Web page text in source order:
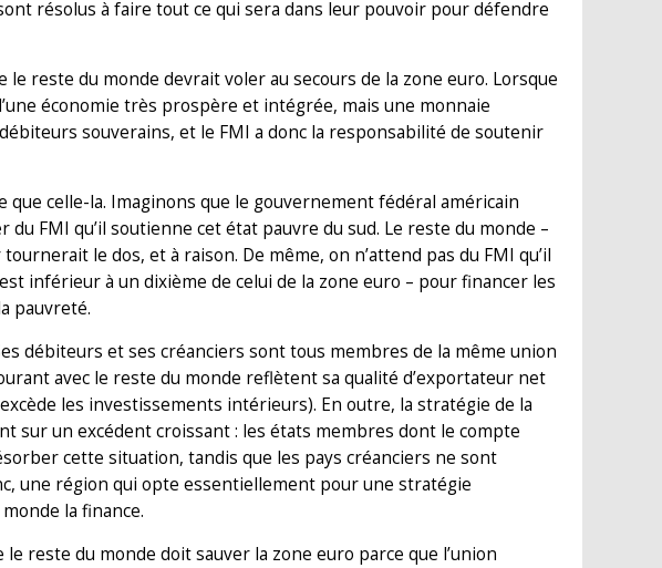
résolus à faire tout ce qui sera dans leur pouvoir pour défendre
reste du monde devrait voler au secours de la zone euro. Lorsque
économie très prospère et intégrée, mais une monnaie
souverains, et le FMI a donc la responsabilité de soutenir
celle-la. Imaginons que le gouvernement fédéral américain
FMI qu’il soutienne cet état pauvre du sud. Le reste du monde –
le dos, et à raison. De même, on n’attend pas du FMI qu’il
inférieur à un dixième de celui de la zone euro – pour financer les
pauvreté.
débiteurs et ses créanciers sont tous membres de la même union
avec le reste du monde reflètent sa qualité d’exportateur net
les investissements intérieurs). En outre, la stratégie de la
sur un excédent croissant : les états membres dont le compte
cette situation, tandis que les pays créanciers ne sont
une région qui opte essentiellement pour une stratégie
la finance.
reste du monde doit sauver la zone euro parce que l’union